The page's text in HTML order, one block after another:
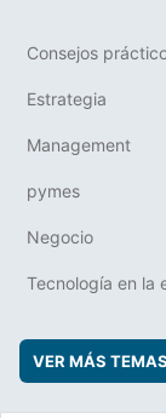
Consejos
Estrategia
Management
pymes
Negocio
Tecnología en la
VER MÁS TEMAS